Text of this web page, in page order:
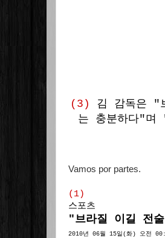
(3)
김 감독은 "
는 충분하다"며
Vamos por partes.
(1)
스포츠
"브라질 이길 전
2010년 06월 15일(화) 오전